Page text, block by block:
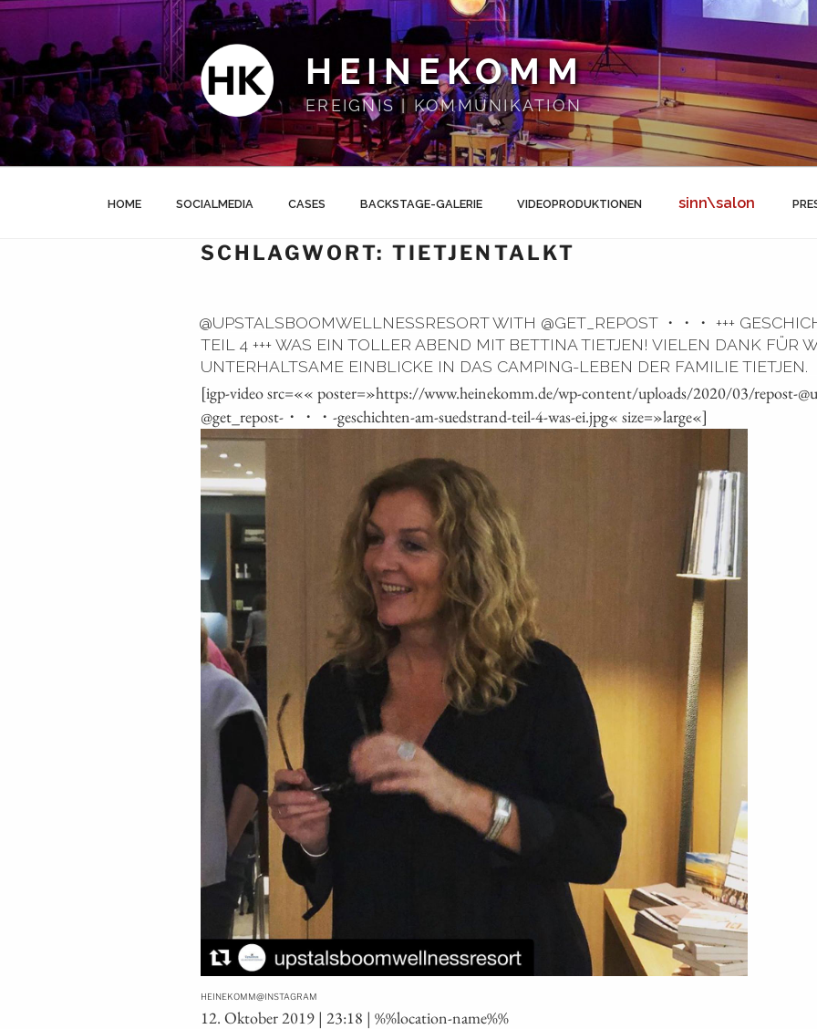
Zum
springen
HEINEKOMM
EREIGNIS | KOMMUNIKATION
HOME SOCIALMEDIA CASES BACKSTAGE-GALERIE VIDEOPRODUKTIONEN sinn\salon
SCHLAGWORT: TIETJENTALKT
@UPSTALSBOOMWELLNESSRESORT WITH @GET_REPOST ・・・ +++
TEIL 4 +++ WAS EIN TOLLER ABEND MIT BETTINA TIETJEN! VIELEN DANK FÜR
UNTERHALTSAME EINBLICKE IN DAS CAMPING-LEBEN DER FAMILIE TIETJEN.
[igp-video src=«« poster=»https://www.heinekomm.de/wp-content/uploads/2020/03/repost-
@get_repost-・・・-geschichten-am-suedstrand-teil-4-was-ei.jpg« size=»large«]
HEINEKOMM@INSTAGRAM
12. Okto­ber 2019 | 23:18 | %%loca­ti­on-name%%